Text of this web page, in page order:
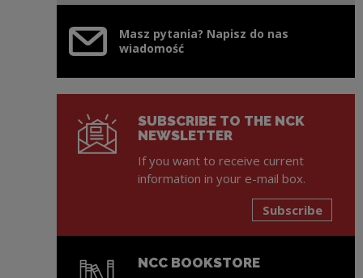
Masz pytania? Napisz do nas
wiadomość
SUBSCRIBE TO THE NCK
NEWSLETTER
If you want to receive current
information in your e-mail box.
Subscribe
NCC BOOKSTORE